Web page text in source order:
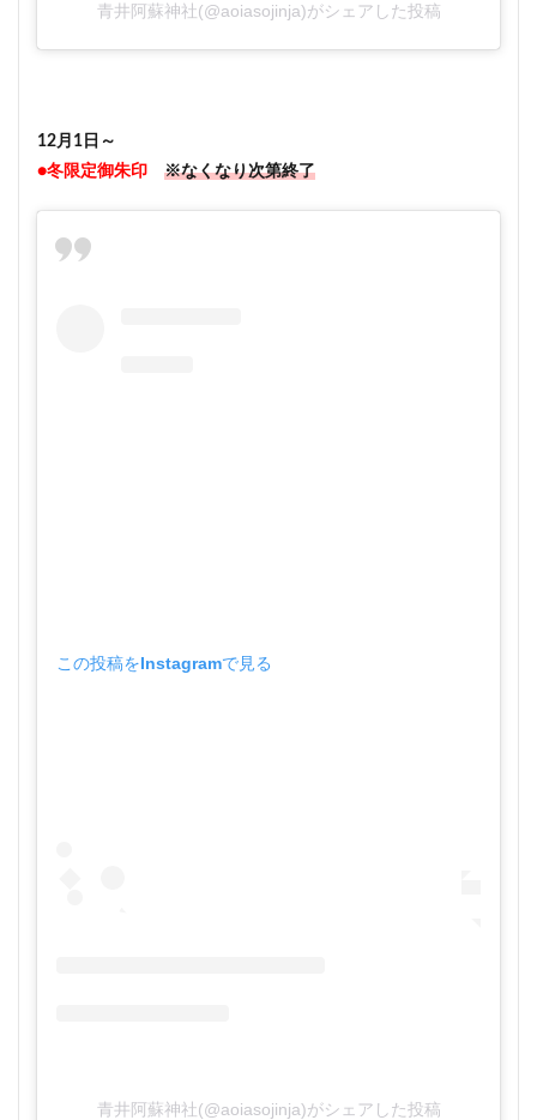
青井阿蘇神社(@aoiasojinja)がシェアした投稿
12月1日～
●冬限定御朱印
※なくなり次第終了
この投稿をInstagramで見る
青井阿蘇神社(@aoiasojinja)がシェアした投稿